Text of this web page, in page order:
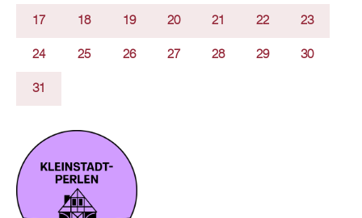
17 18 19 20 21 22 23
24 25 26 27 28 29 30
31